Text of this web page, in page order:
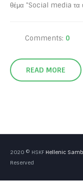
θέμα "Social media τα
Comments: 0
READ MORE
2020 © HSKF Hellenic
Reserved